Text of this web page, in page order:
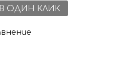
ОДИН КЛИК